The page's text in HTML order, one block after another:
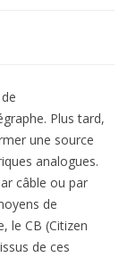
Plus tard,
une source
analogues.
câble ou par
de
le CB (Citizen
de ces